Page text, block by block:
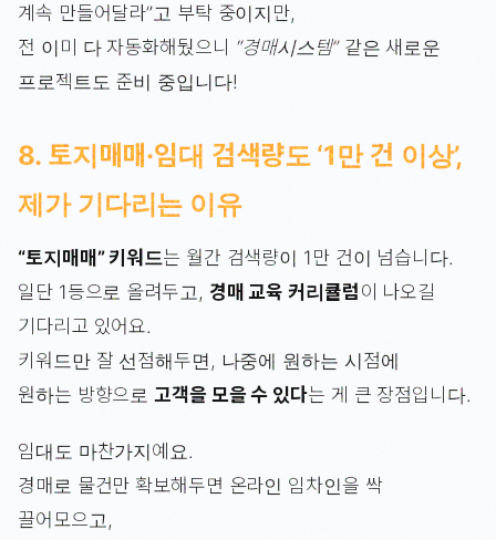
계속 만들어달라”고 부탁 중이지만,
전 이미 다 자동화해뒀으니 “경매시스템”같은 새로운
프로젝트도 준비 중입니다!
8. 토지매매·임대 검색량도 ‘1만 건 이상’,
제가 기다리는 이유
“토지매매” 키워드는 월간 검색량이 1만 건이 넘습니다.
일단 1등으로 올려두고, 경매 교육 커리큘럼이 나오길
기다리고 있어요.
키워드만 잘 선점해두면, 나중에 원하는 시점에
원하는 방향으로고객을 모을 수 있다는 게 큰 장점입니다.
임대도 마찬가지예요.
경매로 물건만 확보해두면 온라인 임차인을 싹
끌어모으고,